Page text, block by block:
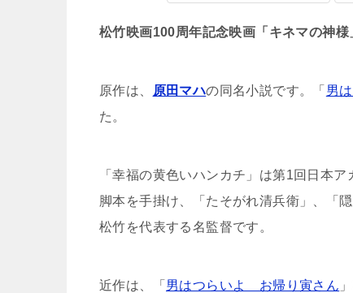
松竹映画100周年記念映画「キネマの神様
原作は、 原田マハの同名小説です。「 男
た。
「幸福の黄色いハンカチ」は第1回日本
脚本を手掛け、「たそがれ清兵衛」、「
松竹を代表する名監督です。
近作は、「 男はつらいよ お帰り寅さん